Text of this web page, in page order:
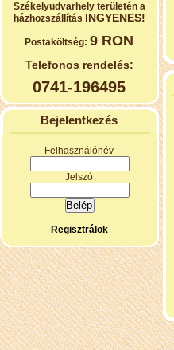
Székelyudvarhely területén a
házhozszállítás INGYENES!
Postaköltség:9 RON
Telefonos rendelés:
0741-196495
Bejelentkezés
Felhasználónév
Jelszó
Regisztrálok